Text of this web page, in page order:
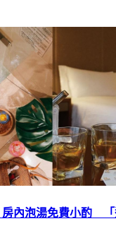
房內泡湯免費小酌 「